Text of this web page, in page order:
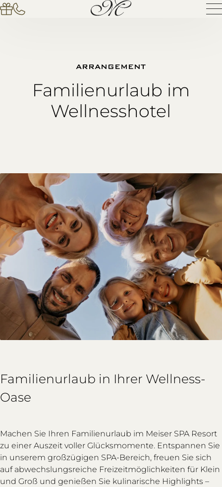
ARRANGEMENT
Familienurlaub im
Wellnesshotel
Familienurlaub in Ihrer Wellness-
Oase
Machen Sie Ihren Familienurlaub im Meiser SPA Resort
zu einer Auszeit voller Glücksmomente. Entspannen Sie
in unserem großzügigen SPA-Bereich, freuen Sie sich
auf abwechslungsreiche Freizeitmöglichkeiten für Klein
und Groß und genießen Sie kulinarische Highlights –